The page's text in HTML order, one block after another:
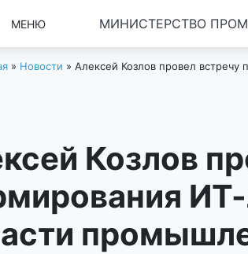
МЕНЮ МИНИСТЕРСТВО
» Новости » Алексей Козлов провел
Козлов